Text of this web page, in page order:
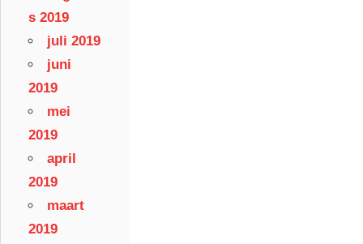
s 2019
juli 2019
juni
2019
mei
2019
april
2019
maart
2019